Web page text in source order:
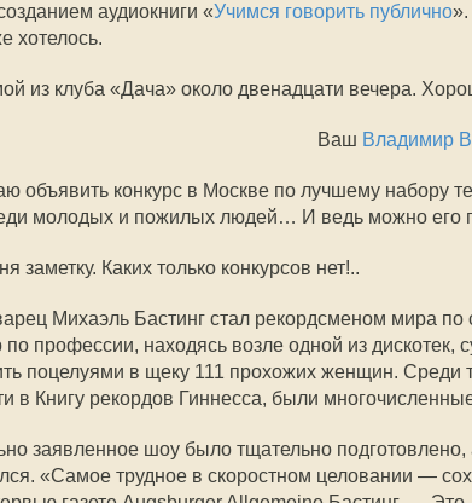
аудиокниги «Учимся говорить публично».
хотелось.
из клуба «Дача» около двенадцати вечера.
Ваш Владимир
объявить конкурс в Москве по лучшему набору
молодых и пожилых людей… И ведь можно его
заметку. Каких только конкурсов нет!..
Михаэль Бастинг стал рекордсменом мира по
профессии, находясь возле одной из дискотек,
поцелуями в щеку 111 прохожих женщин. Среди
в Книгу рекордов Гиннесса, были
заявленное шоу было тщательно подготовлено,
«Самое трудное в скоростном целовании —